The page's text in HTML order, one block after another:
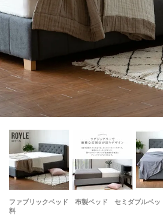
ファブリックベッド 布製ベッド セミダブルベ
料